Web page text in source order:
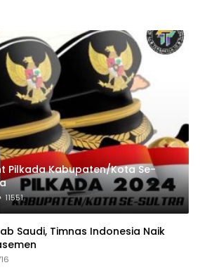
Pilkada Kabupaten/Kota Se-
11551
Saudi, Timnas Indonesia Naik